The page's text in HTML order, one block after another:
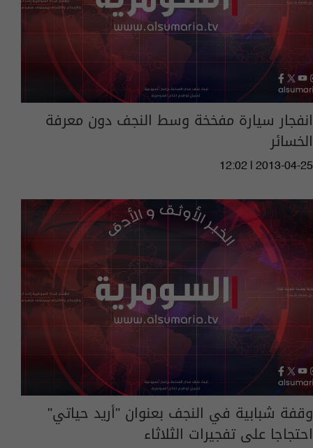
انفجار سيارة مفخخة وسط النجف دون معرفة
الخسائر
12:02 | 2013-04-25
وقفة شبابية في النجف بعنوان "أريد حياتي"
احتجاجا على تفجيرات الثلاثاء